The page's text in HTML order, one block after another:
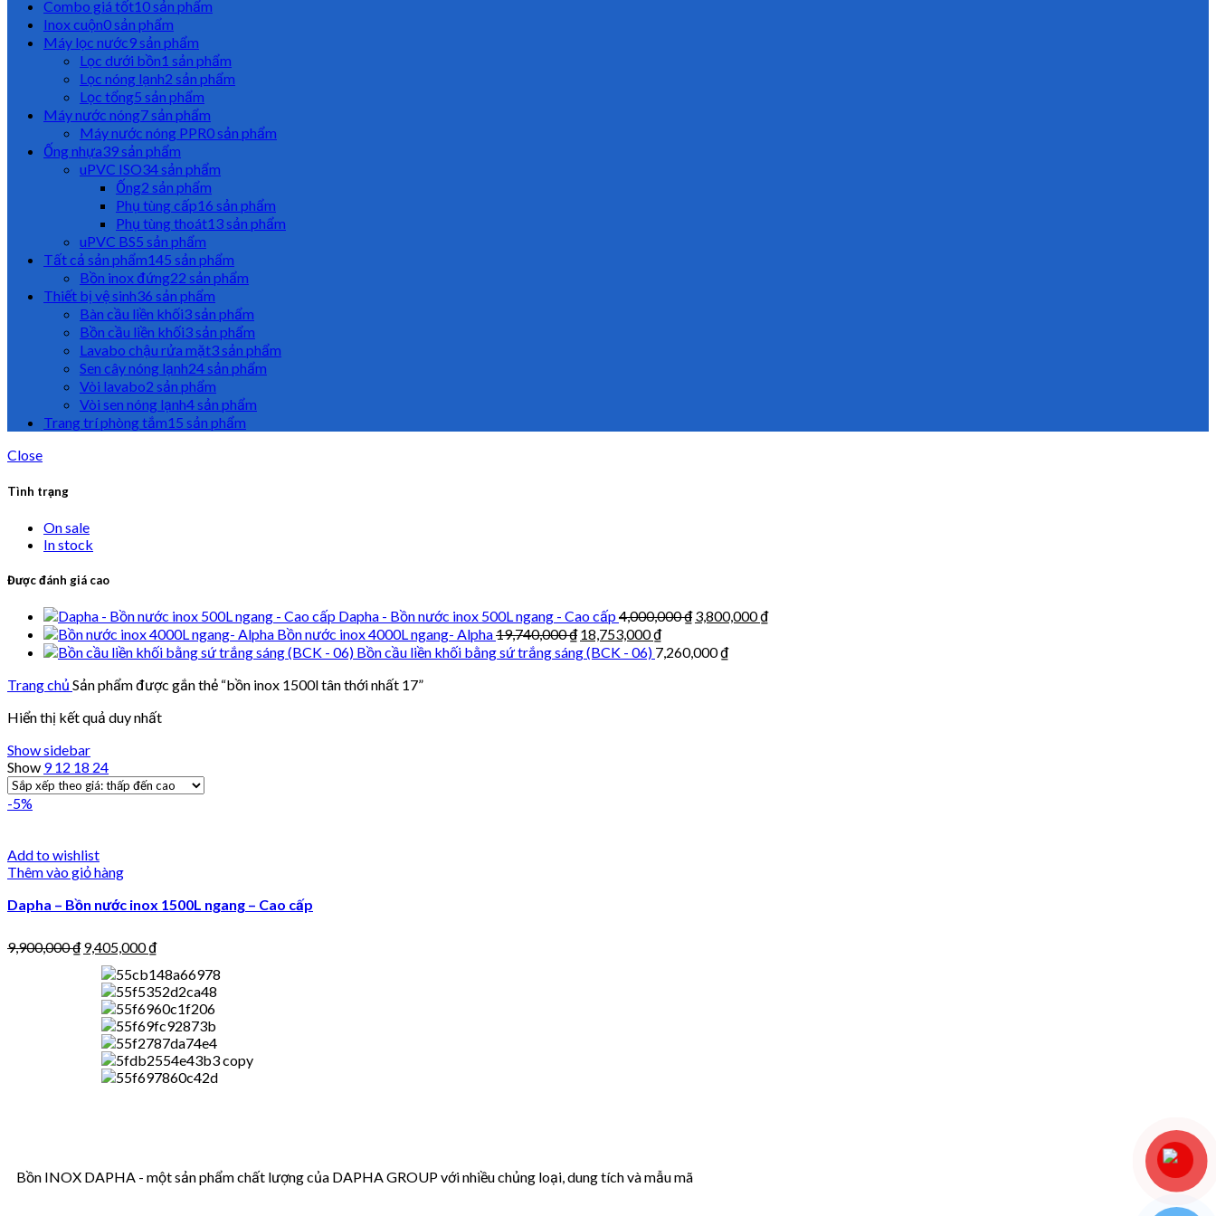
Combo giá tốt10 sản phẩm
Inox cuộn0 sản phẩm
Máy lọc nước9 sản phẩm
Lọc dưới bồn1 sản phẩm
Lọc nóng lạnh2 sản phẩm
Lọc tổng5 sản phẩm
Máy nước nóng7 sản phẩm
Máy nước nóng PPR0 sản phẩm
Ống nhựa39 sản phẩm
uPVC ISO34 sản phẩm
Ống2 sản phẩm
Phụ tùng cấp16 sản phẩm
Phụ tùng thoát13 sản phẩm
uPVC BS5 sản phẩm
Tất cả sản phẩm145 sản phẩm
Bồn inox đứng22 sản phẩm
Thiết bị vệ sinh36 sản phẩm
Bàn cầu liền khối3 sản phẩm
Bồn cầu liền khối3 sản phẩm
Lavabo chậu rửa mặt3 sản phẩm
Sen cây nóng lạnh24 sản phẩm
Vòi lavabo2 sản phẩm
Vòi sen nóng lạnh4 sản phẩm
Trang trí phòng tắm15 sản phẩm
Close
Tình trạng
On sale
In stock
Được đánh giá cao
Dapha - Bồn nước inox 500L ngang - Cao cấp4,000,000₫ 3,800,000₫
Bồn nước inox 4000L ngang- Alpha19,740,000₫ 18,753,000₫
Bồn cầu liền khối bằng sứ trắng sáng (BCK - 06) 7,260,000₫
Trang chủ Sản phẩm được gắn thẻ “bồn inox 1500l tân thới nhất 17”
Hiển thị kết quả duy nhất
Show sidebar
Show 912 18 24
-5%
Add to wishlist
Thêm vào giỏ hàng
Dapha – Bồn nước inox 1500L ngang – Cao cấp
9,900,000₫ 9,405,000₫
Bồn INOX DAPHA - một sản phẩm chất lượng của DAPHA GROUP với nhiều chủng loại, dung tích và mẫu mã